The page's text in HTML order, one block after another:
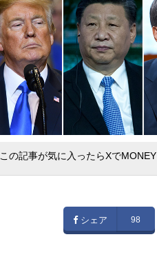
この記事が気に入ったらXで
シェア 98